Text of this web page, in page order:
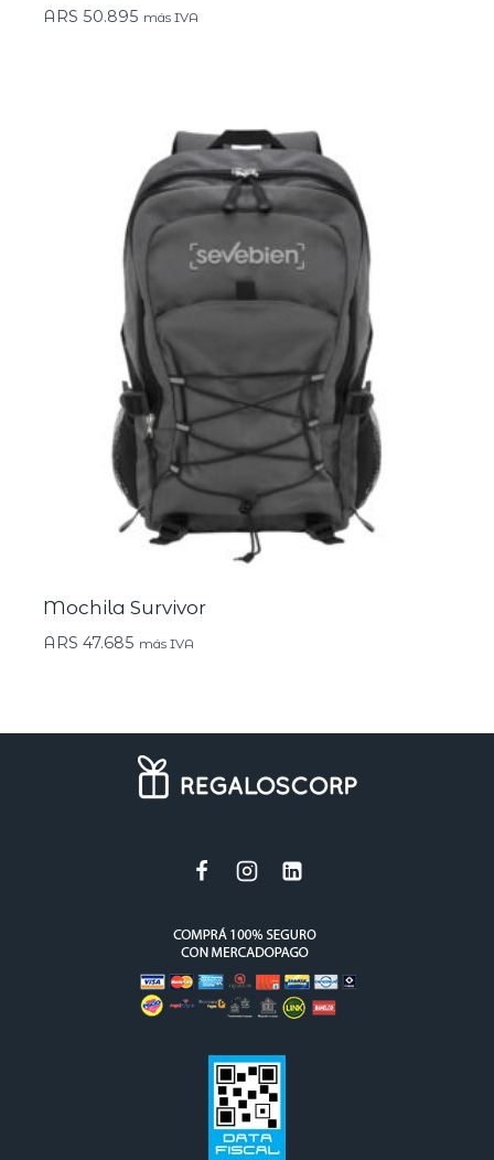
ARS 50.895 más IVA
Mochila Survivor
ARS 47.685 más IVA